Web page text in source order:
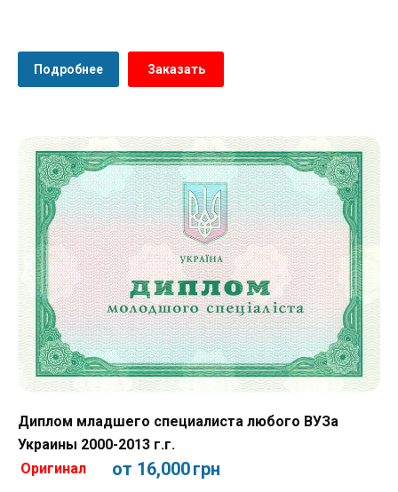
Подробнее Заказать
Диплом младшего специалиста любого ВУЗа
Украины 2000-2013 г.г.
Оригинал
от 16,000грн